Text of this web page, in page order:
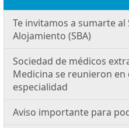
Te invitamos a sumarte al
Alojamiento (SBA)
Sociedad de médicos
Medicina se reunieron en
especialidad
Aviso importante para